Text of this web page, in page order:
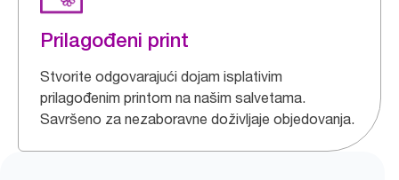
Prilagođeni print
Stvorite odgovarajući dojam isplativim
prilagođenim printom na našim salvetama.
Savršeno za nezaboravne doživljaje objedovanja.